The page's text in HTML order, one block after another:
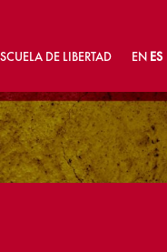
DE LIBERTAD EN ES